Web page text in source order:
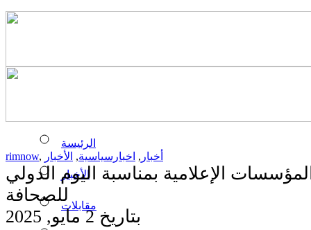
الرئيسة
الأخبار
مقابلات
rimnow, أخبار , اخبارسياسية, الأخبار
الإعلامية بمناسبة اليوم الدولي
للصحافة
بتاريخ 2 مايو, 2025